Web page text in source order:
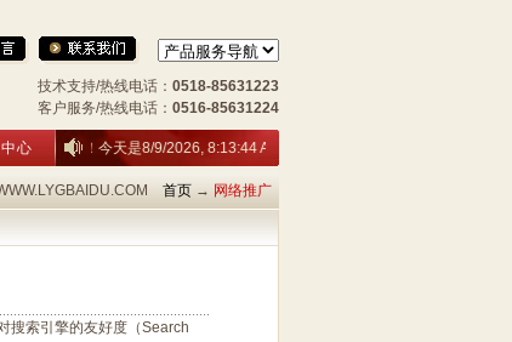
技术支持/热线电话： 0518-85631223
客户服务/热线电话： 0516-85631224
心
客服网站！今天是8/9/2026, 8:13:45 AM 星期日
首页 → 网络推广
搜索引擎的友好度（Search